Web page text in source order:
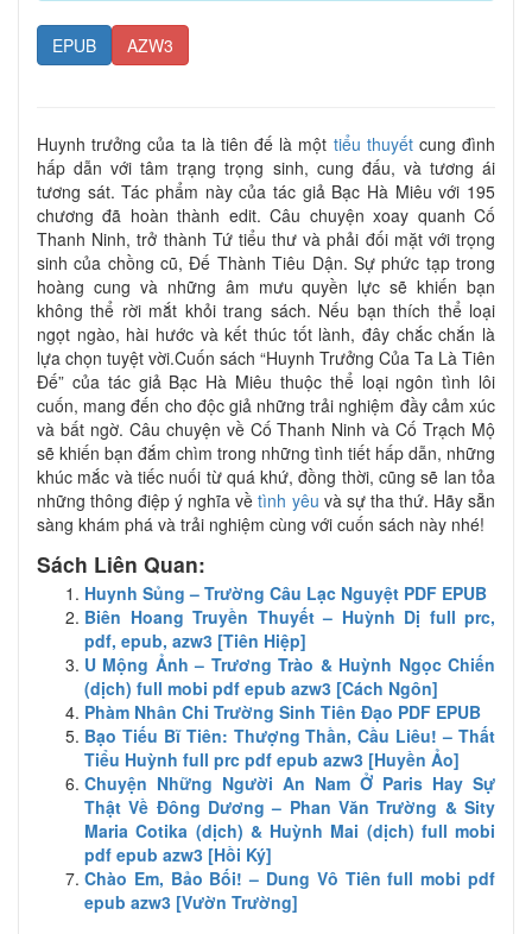
EPUB AZW3
Huynh trưởng của ta là tiên đế là một tiểu thuyếtcung đình
hấp dẫn với tâm trạng trọng sinh, cung đấu, và tương ái
tương sát. Tác phẩm này của tác giả Bạc Hà Miêu với 195
chương đã hoàn thành edit. Câu chuyện xoay quanh Cố
Thanh Ninh, trở thành Tứ tiểu thư và phải đối mặt với trọng
sinh của chồng cũ, Đế Thành Tiêu Dận. Sự phức tạp trong
hoàng cung và những âm mưu quyền lực sẽ khiến bạn
không thể rời mắt khỏi trang sách. Nếu bạn thích thể loại
ngọt ngào, hài hước và kết thúc tốt lành, đây chắc chắn là
lựa chọn tuyệt vời.Cuốn sách “Huynh Trưởng Của Ta Là Tiên
Đế” của tác giả Bạc Hà Miêu thuộc thể loại ngôn tình lôi
cuốn, mang đến cho độc giả những trải nghiệm đầy cảm xúc
và bất ngờ. Câu chuyện về Cố Thanh Ninh và Cố Trạch Mộ
sẽ khiến bạn đắm chìm trong những tình tiết hấp dẫn, những
khúc mắc và tiếc nuối từ quá khứ, đồng thời, cũng sẽ lan tỏa
những thông điệp ý nghĩa vềtình yêu và sự tha thứ. Hãy sẵn
sàng khám phá và trải nghiệm cùng với cuốn sách này nhé!
Sách Liên Quan:
Huynh Sủng – Trường Câu Lạc Nguyệt PDF EPUB
Biên Hoang Truyền Thuyết – Huỳnh Dị full prc,
pdf, epub, azw3 [Tiên Hiệp]
U Mộng Ảnh – Trương Trào & Huỳnh Ngọc Chiến
(dịch) full mobi pdf epub azw3 [Cách Ngôn]
Phàm Nhân Chi Trường Sinh Tiên Đạo PDF EPUB
Bạo Tiếu Bĩ Tiên: Thượng Thần, Cầu Liêu! – Thất
Tiểu Huỳnh full prc pdf epub azw3 [Huyền Ảo]
Chuyện Những Người An Nam Ở Paris Hay Sự
Thật Về Đông Dương – Phan Văn Trường & Sity
Maria Cotika (dịch) & Huỳnh Mai (dịch) full mobi
pdf epub azw3 [Hồi Ký]
Chào Em, Bảo Bối! – Dung Vô Tiên full mobi pdf
epub azw3 [Vườn Trường]